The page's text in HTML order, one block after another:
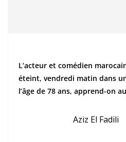
L’acteur et comédien
éteint, vendredi matin dans
l’âge de 78 ans, apprend-on
Aziz El Fadili